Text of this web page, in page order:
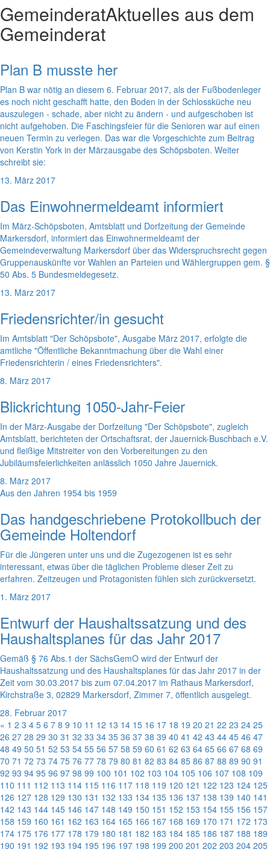
GemeinderatAktuelles aus dem
Gemeinderat
Plan B musste her
Plan B war nötig an diesem 6. Februar 2017, als der Fußbodenleger
es noch nicht geschafft hatte, den Boden in der Schlossküche neu
auszulegen - schade, aber nicht zu ändern - und aufgeschoben ist
nicht aufgehoben. Die Faschingsfeier für die Senioren war auf einen
neuen Termin zu verlegen. Das war die Vorgeschichte zum Beitrag
von Kerstin York in der Märzausgabe des Schöpsboten. Weiter
schreibt sie:
13. März 2017
Das Einwohnermeldeamt informiert
Im März-Schöpsboten, Amtsblatt und Dorfzeitung der Gemeinde
Markersdorf, informiert das Einwohnermeldeamt der
Gemeindeverwaltung Markersdorf über das Widerspruchsrecht gegen
Gruppenauskünfte vor Wahlen an Parteien und Wählergruppen gem. §
50 Abs. 5 Bundesmeldegesetz.
13. März 2017
Friedensrichter/in gesucht
Im Amtsblatt "Der Schöpsbote", Ausgabe März 2017, erfolgte die
amtliche "Öffentliche Bekanntmachung über die Wahl einer
Friedensrichterin / eines Friedensrichters".
8. März 2017
Blickrichtung 1050-Jahr-Feier
In der März-Ausgabe der Dorfzeitung "Der Schöpsbote", zugleich
Amtsblatt, berichteten der Ortschaftsrat, der Jauernick-Buschbach e.V.
und fleißige Mitstreiter von den Vorbereitungen zu den
Jubiläumsfeierlichkeiten anlässlich 1050 Jahre Jauernick.
8. März 2017
Aus den Jahren 1954 bis 1959
Das handgeschriebene Protokollbuch der
Gemeinde Holtendorf
Für die Jüngeren unter uns und die Zugezogenen ist es sehr
interessant, etwas über die täglichen Probleme dieser Zeit zu
erfahren. Zeitzeugen und Protagonisten fühlen sich zurückversetzt.
1. März 2017
Entwurf der Haushaltssatzung und des
Haushaltsplanes für das Jahr 2017
Gemäß § 76 Abs.1 der SächsGemO wird der Entwurf der
Haushaltssatzung und des Haushaltsplanes für das Jahr 2017 in der
Zeit vom 30.03.2017 bis zum 07.04.2017 im Rathaus Markersdorf,
Kirchstraße 3, 02829 Markersdorf, Zimmer 7, öffentlich ausgelegt.
28. Februar 2017
« 1 2 3 4 5 6 7 8 9 10 11 12 13 14 15 16 17 18 19 20 21 22 23 24 25
26 27 28 29 30 31 32 33 34 35 36 37 38 39 40 41 42 43 44 45 46 47
48 49 50 51 52 53 54 55 56 57 58 59 60 61 62 63 64 65 66 67 68 69
70 71 72 73 74 75 76 77 78 79 80 81 82 83 84 85 86 87 88 89 90 91
92 93 94 95 96 97 98 99 100 101 102 103 104 105 106 107 108 109
110 111 112 113 114 115 116 117 118 119 120 121 122 123 124 125
126 127 128 129 130 131 132 133 134 135 136 137 138 139 140 141
142 143 144 145 146 147 148 149 150 151 152 153 154 155 156 157
158 159 160 161 162 163 164 165 166 167 168 169 170 171 172 173
174 175 176 177 178 179 180 181 182 183 184 185 186 187 188 189
190 191 192 193 194 195 196 197 198 199 200 201 202 203 204 205